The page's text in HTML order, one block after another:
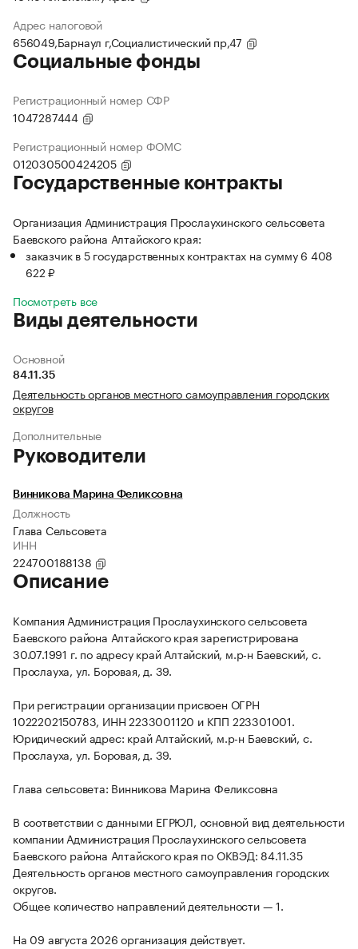
Адрес налоговой
656049,Барнаул г,Социалистический пр,47
Социальные фонды
Регистрационный номер СФР
1047287444
Регистрационный номер ФОМС
012030500424205
Государственные контракты
Организация Администрация Прослаухинского сельсовета
Баевского района Алтайского края:
заказчик в 5 государственных контрактах на сумму 6 408
622 ₽
Посмотреть все
Виды деятельности
Основной
84.11.35
Деятельность органов местного самоуправления городских
округов
Дополнительные
Руководители
Винникова Марина Феликсовна
Должность
Глава Сельсовета
ИНН
224700188138
Описание
Компания Администрация Прослаухинского сельсовета
Баевского района Алтайского края зарегистрирована
30.07.1991 г. по адресу край Алтайский, м.р-н Баевский, с.
Прослауха, ул. Боровая, д. 39.
При регистрации организации присвоен ОГРН
1022202150783, ИНН 2233001120 и КПП 223301001.
Юридический адрес: край Алтайский, м.р-н Баевский, с.
Прослауха, ул. Боровая, д. 39.
Глава сельсовета: Винникова Марина Феликсовна
В соответствии с данными ЕГРЮЛ, основной вид деятельности
компании Администрация Прослаухинского сельсовета
Баевского района Алтайского края по ОКВЭД: 84.11.35
Деятельность органов местного самоуправления городских
округов.
Общее количество направлений деятельности — 1.
На 09 августа 2026 организация действует.